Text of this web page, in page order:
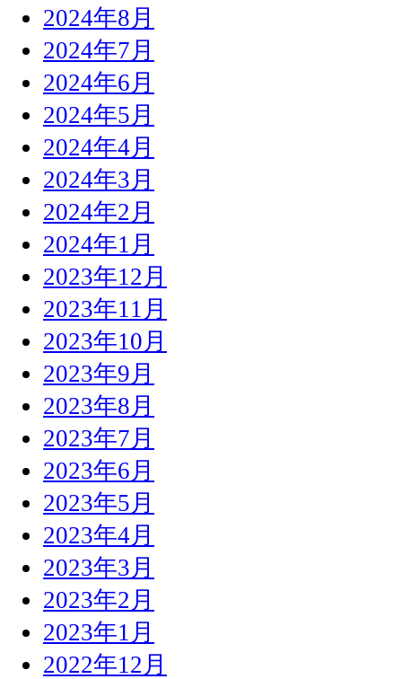
2024年8月
2024年7月
2024年6月
2024年5月
2024年4月
2024年3月
2024年2月
2024年1月
2023年12月
2023年11月
2023年10月
2023年9月
2023年8月
2023年7月
2023年6月
2023年5月
2023年4月
2023年3月
2023年2月
2023年1月
2022年12月